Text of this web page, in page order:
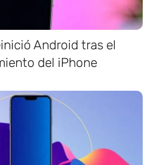
Android tras el
del iPhone